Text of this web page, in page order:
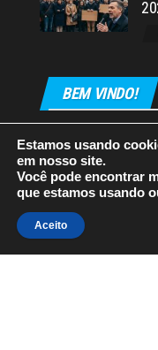
BEM VINDO!
Estamos usando
em nosso site.
Você pode encontrar
que estamos usando
Aceito